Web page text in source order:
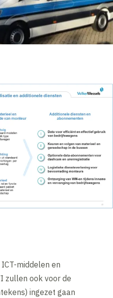
middelen en
zullen ook voor de
ingezet gaan